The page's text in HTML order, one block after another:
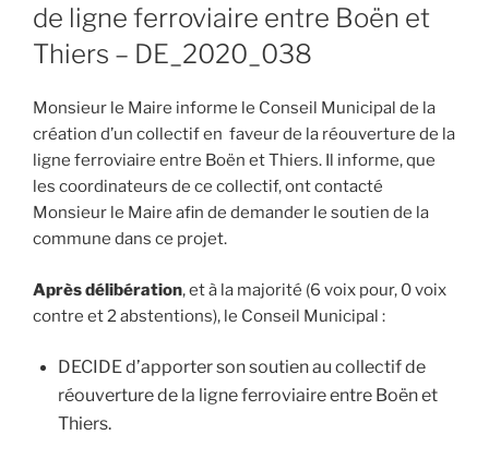
de ligne ferroviaire entre Boën et
Thiers – DE_2020_038
Monsieur le Maire informe le Conseil Municipal de la
création d’un collectif en faveur de la réouverture de la
ligne ferroviaire entre Boën et Thiers. Il informe, que
les coordinateurs de ce collectif, ont contacté
Monsieur le Maire afin de demander le soutien de la
commune dans ce projet.
Après délibération, et à la majorité (6 voix pour, 0 voix
contre et 2 abstentions), le Conseil Municipal :
DECIDE d’apporter son soutien au collectif de
réouverture de la ligne ferroviaire entre Boën et
Thiers.